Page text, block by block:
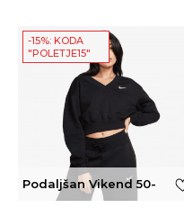
-15%: KODA
"POLETJE15"
Podaljšan Vikend 50-